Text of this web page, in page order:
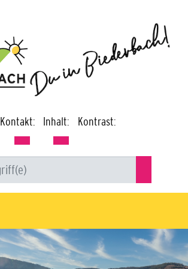
Kontakt: Inhalt: Kontrast: